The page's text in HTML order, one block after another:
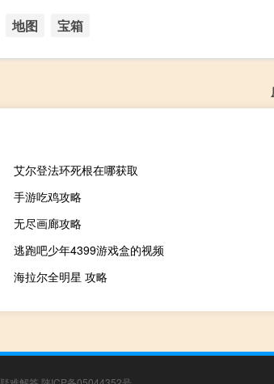
地图 宝箱
艾尔登法环死根在哪获取
手游吃鸡攻略
无尽画廊攻略
逃跑吧少年4399游戏盒的视频
海拉尔全明星 攻略